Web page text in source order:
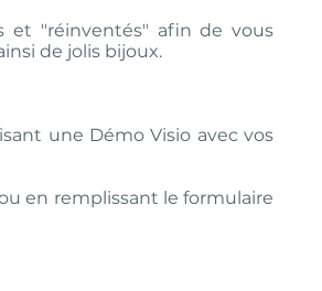
et "réinventés" afin de vous
de jolis bijoux.
une Démo Visio avec vos
en remplissant le formulaire